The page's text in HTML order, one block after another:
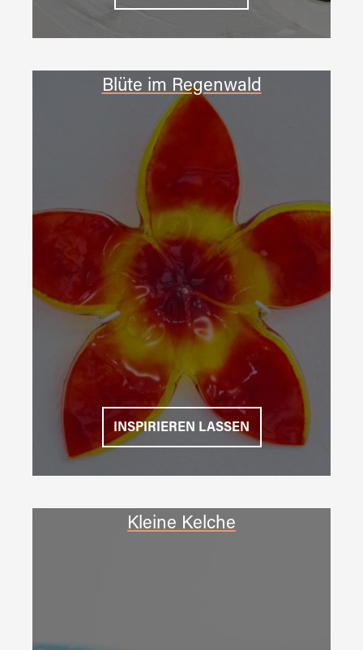
Blüte im Regenwald
INSPIRIEREN LASSEN
Kleine Kelche